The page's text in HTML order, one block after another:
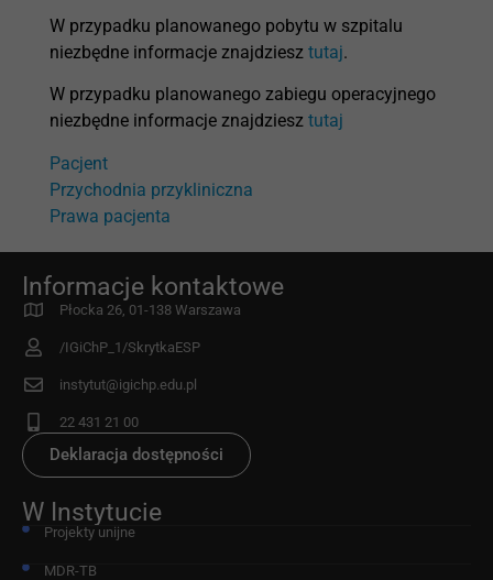
W przypadku planowanego pobytu w szpitalu
niezbędne informacje znajdziesz tutaj.
W przypadku planowanego zabiegu operacyjnego
niezbędne informacje znajdziesz tutaj
Pacjent
Przychodnia przykliniczna
Prawa pacjenta
Informacje kontaktowe
Płocka 26, 01-138 Warszawa
/IGiChP_1/SkrytkaESP
instytut@igichp.edu.pl
22 431 21 00
Deklaracja dostępności
W Instytucie
Projekty unijne
MDR-TB